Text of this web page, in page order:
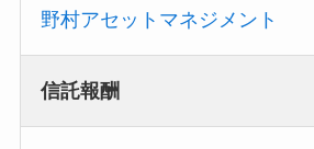
野村アセットマネジメント
信託報酬